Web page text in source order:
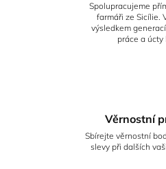
Spolupracujeme
farmáři ze Sicílie.
výsledkem
práce a úcty
Věrnostní
Sbírejte věrnostní
slevy při dalších